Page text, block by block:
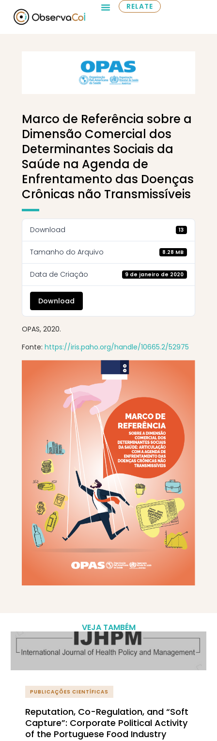
RELATE
Marco de Referência sobre a
Dimensão Comercial dos
Determinantes Sociais da
Saúde na Agenda de
Enfrentamento das Doenças
Crônicas não Transmissíveis
Download 13
Tamanho do Arquivo 8.28 MB
Data de Criação 9 de janeiro de 2020
Download
OPAS, 2020.
Fonte: https://iris.paho.org/handle/10665.2/52975
VEJA TAMBÉM
PUBLICAÇÕES CIENTÍFICAS
Reputation, Co-Regulation, and “Soft
Capture”: Corporate Political Activity
of the Portuguese Food Industry